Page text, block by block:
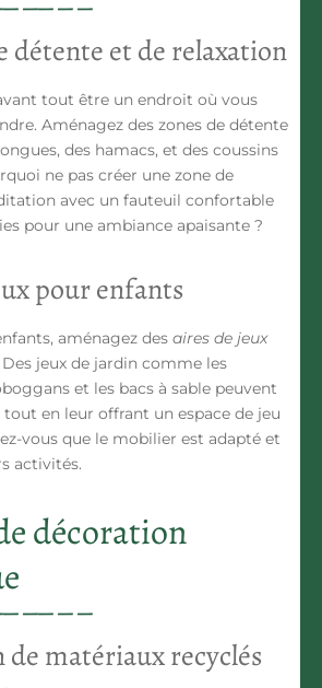
détente et de relaxation
tout être un endroit où vous
Aménagez des zones de détente
des hamacs, et des coussins
ne pas créer une zone de
avec un fauteuil confortable
pour une ambiance apaisante ?
pour enfants
aménagez des aires de jeux
Des jeux de jardin comme les
et les bacs à sable peuvent
en leur offrant un espace de jeu
vous que le mobilier est adapté et
activités.
décoration
matériaux recyclés